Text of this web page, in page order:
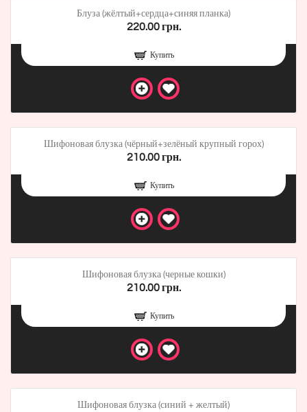
Блуза (жёлтый+сердца+синяя планка)
220.00 грн.
Купить
Шифоновая блузка (чёрный+зелёный крупный горох)
210.00 грн.
Купить
Шифоновая блузка (черные кошки)
210.00 грн.
Купить
Шифоновая блузка (синий + желтый)